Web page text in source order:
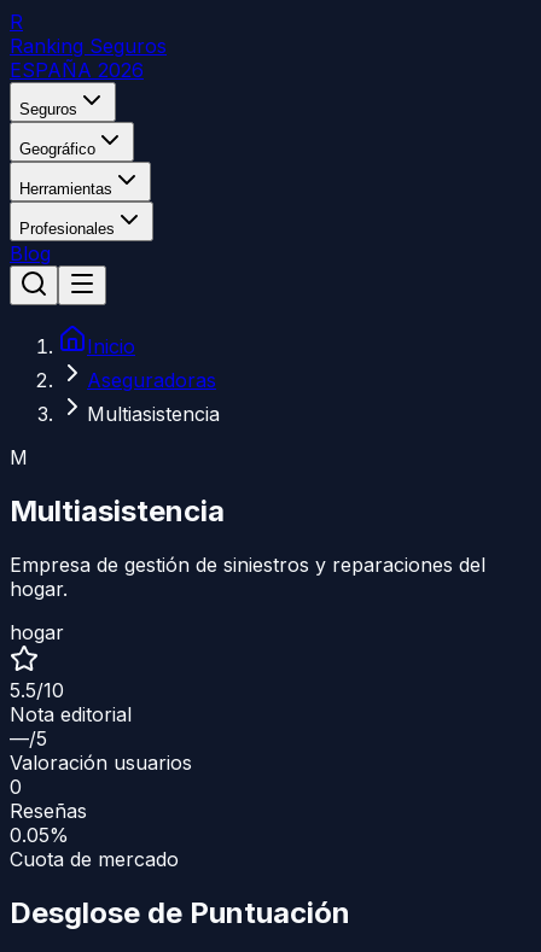
R
Ranking Seguros
ESPAÑA 2026
Seguros
Geográfico
Herramientas
Profesionales
Blog
Inicio
Aseguradoras
Multiasistencia
M
Multiasistencia
Empresa de gestión de siniestros y reparaciones del
hogar.
hogar
5.5/10
Nota editorial
—/5
Valoración usuarios
0
Reseñas
0.05%
Cuota de mercado
Desglose de Puntuación